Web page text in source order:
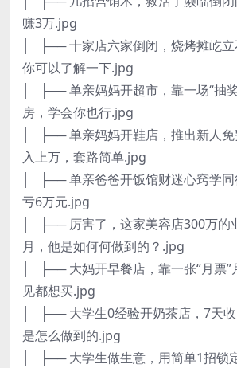
赚3万.jpg
│ ├── 十家店六家倒闭，烧烤摊屹
你可以了解一下.jpg
│ ├── 单亲妈妈开超市，靠一场“抽
房，学会你也行.jpg
│ ├── 单亲妈妈开鞋店，推出新人
入上万，套路简单.jpg
│ ├── 单亲爸爸开饭馆财迷心窍学
亏6万元.jpg
│ ├── 厉害了，这家美容店300万的
月，他是如何何做到的？.jpg
│ ├── 大妈开早餐店，靠一张“月票
见都想买.jpg
│ ├── 大学生0经验开奶茶店，7天
是怎么做到的.jpg
│ ├── 大学生做生意，用简单1招锁